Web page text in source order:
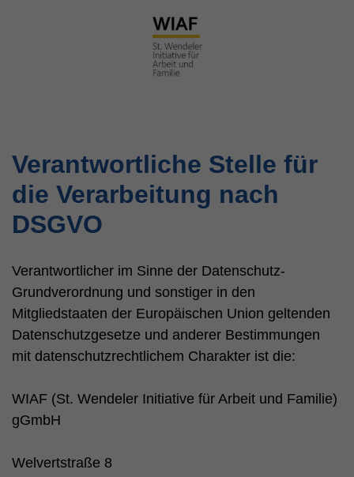
Verantwortliche Stelle für
die Verarbeitung nach
DSGVO
Verantwortlicher im Sinne der Datenschutz-
Grundverordnung und sonstiger in den
Mitgliedstaaten der Europäischen Union geltenden
Datenschutzgesetze und anderer Bestimmungen
mit datenschutzrechtlichem Charakter ist die:
WIAF (St. Wendeler Initiative für Arbeit und Familie)
gGmbH
Welvertstraße 8